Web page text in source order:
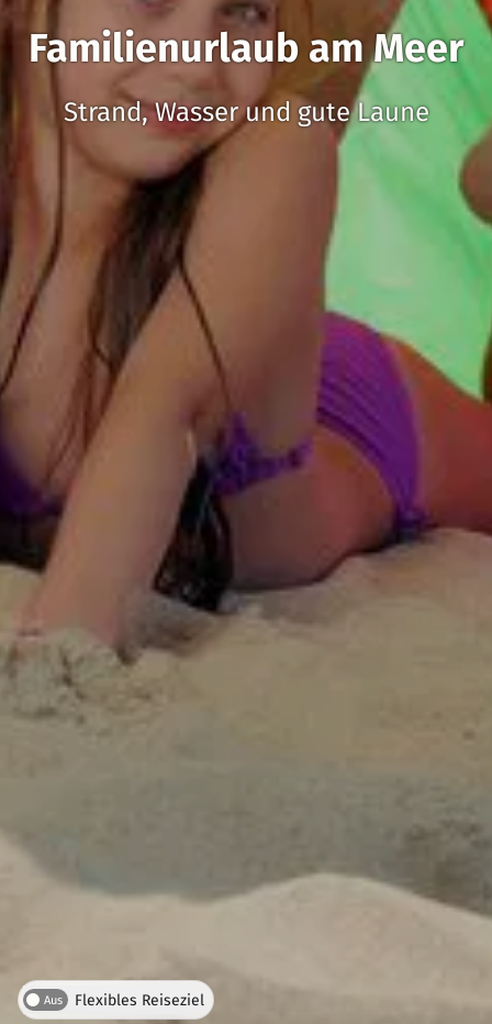
Familienurlaub am Meer
Strand, Wasser und gute Laune
Aus Flexibles Reiseziel